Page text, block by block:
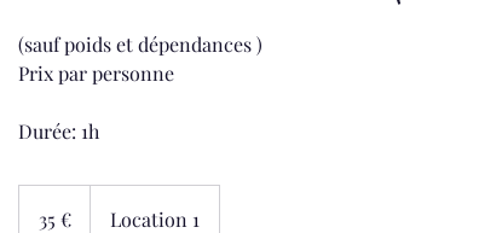
(sauf poids et dépendances )
Prix par personne
35 € Location 1